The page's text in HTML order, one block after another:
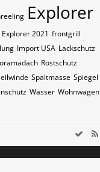
Explorer
Explorer 2021 frontgrill
Import USA Lackschutz
Rostschutz
Spaltmasse Spiegel
Wasser Wohnwagen